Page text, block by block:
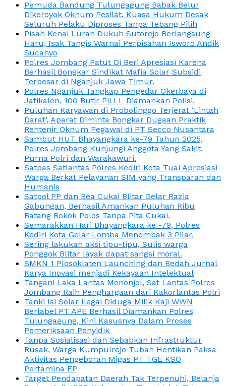
Pemuda Bandung Tulungagung Babak Belur
Dikeroyok Oknum Pesilat, Kuasa Hukum Desak
Seluruh Pelaku Diproses Tanpa Tebang Pilih
Pisah Kenal Lurah Dukuh Sutorejo Berlangsung
Haru, Isak Tangis Warnai Perpisahan Isworo Andik
Sucahyo
Polres Jombang Patut Di Beri Apresiasi Karena
Berhasil Bongkar Sindikat Mafia Solar Subsidi
Terbesar di Nganjuk Jawa Timur.
Polres Nganjuk Tangkap Pengedar Okerbaya di
Jatikalen, 100 Butir Pil LL Diamankan Polisi.
Puluhan Karyawan di Probolinggo Terjerat ‘Lintah
Darat’, Aparat Diminta Bongkar Dugaan Praktik
Rentenir Oknum Pegawai di PT Secco Nusantara
Sambut HUT Bhayangkara ke-79 Tahun 2025,
Polres Jombang Kunjungi Anggota Yang Sakit,
Purna Polri dan Warakawuri.
Satpas Satlantas Polres Kediri Kota Tuai Apresiasi
Warga Berkat Pelayanan SIM yang Transparan dan
Humanis
Satpol PP dan Bea Cukai Blitar Gelar Razia
Gabungan, Berhasil Amankan Puluhan Ribu
Batang Rokok Polos Tanpa Pita Cukai.
Semarakkan Hari Bhayangkara ke -79, Polres
Kediri Kota Gelar Lomba Menembak 3 Pilar.
Sering lakukan aksi tipu-tipu, Sulis warga
Ponggok Blitar layak dapat sangsi moral.
SMKN 1 Plosoklaten Launching dan Bedah Jurnal
Karya Inovasi menjadi Kekayaan Intelektual
Tangani Laka Lantas Menonjol, Sat Lantas Polres
Jombang Raih Penghargaan dari Kakorlantas Polri
Tanki Isi Solar Ilegal Diduga Milik Kaji WWN
Berlabel PT APE Berhasil Diamankan Polres
Tulungagung, Kini Kasusnya Dalam Proses
Pemeriksaan Penyidik
Tanpa Sosialisasi dan Sebabkan Infrastruktur
Rusak, Warga Kumpulrejo Tuban Hentikan Paksa
Aktivitas Pengeboran Migas PT TGE KSO
Pertamina EP
Target Pendapatan Daerah Tak Terpenuhi, Belanja